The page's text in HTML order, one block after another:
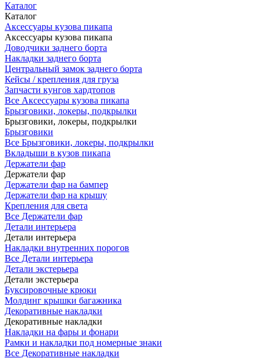
Каталог
Каталог
Аксессуары кузова пикапа
Аксессуары кузова пикапа
Доводчики заднего борта
Накладки заднего борта
Центральный замок заднего борта
Кейсы / крепления для груза
Запчасти кунгов хардтопов
Все Аксессуары кузова пикапа
Брызговики, локеры, подкрылки
Брызговики, локеры, подкрылки
Брызговики
Все Брызговики, локеры, подкрылки
Вкладыши в кузов пикапа
Держатели фар
Держатели фар
Держатели фар на бампер
Держатели фар на крышу
Крепления для света
Все Держатели фар
Детали интерьера
Детали интерьера
Накладки внутренних порогов
Все Детали интерьера
Детали экстерьера
Детали экстерьера
Буксировочные крюки
Молдинг крышки багажника
Декоративные накладки
Декоративные накладки
Накладки на фары и фонари
Рамки и накладки под номерные знаки
Все Декоративные накладки